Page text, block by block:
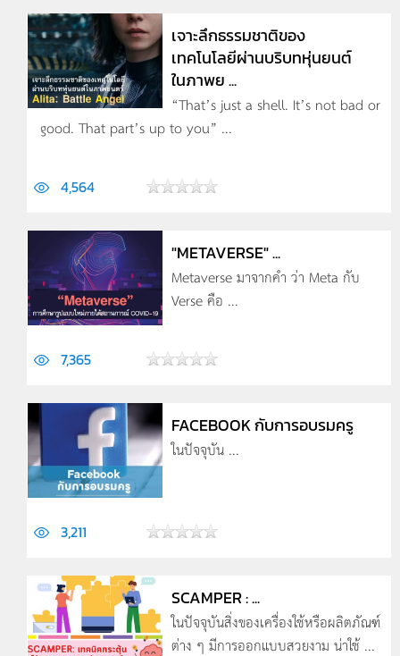
เจาะลึกธรรมชาติของ
เทคโนโลยีผ่านบริบทหุ่นยนต์
ในภาพย ...
“That’s just a shell. It’s not bad or
good. That part’s up to you” ...
4,564
"METAVERSE" ...
Metaverse มาจากคำ ว่า Meta กับ
Verse คือ ...
7,365
FACEBOOK กับการอบรมครู
ในปัจจุบัน ...
3,211
SCAMPER : ...
ในปัจจุบันสิ่งของเครื่องใช้หรือผลิตภัณฑ์
ต่าง ๆ มีการออกแบบสวยงาม น่าใช้ ...